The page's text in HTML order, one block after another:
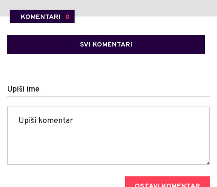
KOMENTARI 0
SVI KOMENTARI
Upiši ime